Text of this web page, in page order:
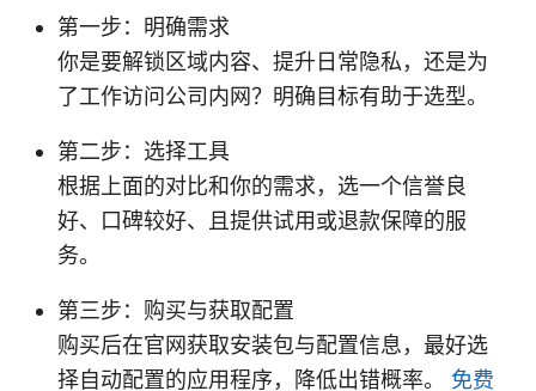
第一步：明确需求
你是要解锁区域内容、提升日常隐私，还是为
了工作访问公司内网？明确目标有助于选型。
第二步：选择工具
根据上面的对比和你的需求，选一个信誉良
好、口碑较好、且提供试用或退款保障的服
务。
第三步：购买与获取配置
购买后在官网获取安装包与配置信息，最好选
择自动配置的应用程序，降低出错概率。 免费